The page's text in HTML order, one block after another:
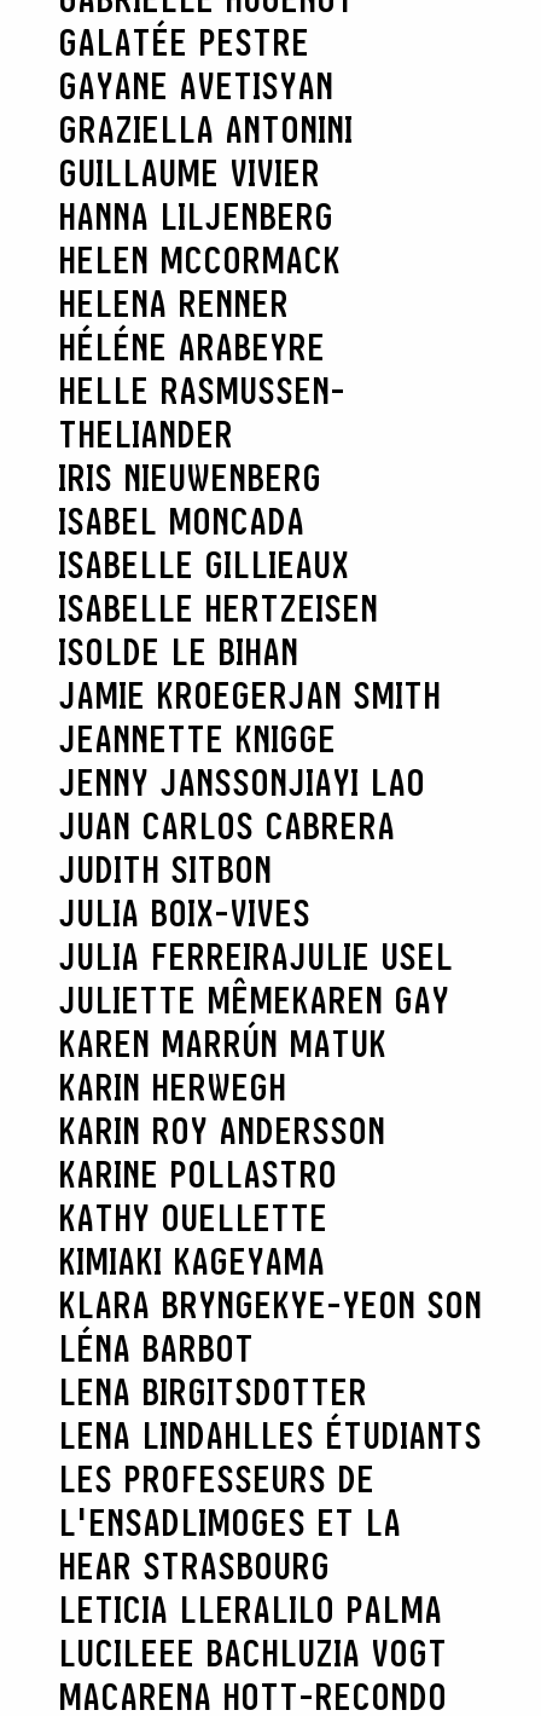
GALATÉE PESTRE
GAYANE AVETISYAN
GRAZIELLA ANTONINI
GUILLAUME VIVIER
HANNA LILJENBERG
HELEN MCCORMACK
HELENA RENNER
HÉLÉNE ARABEYRE
HELLE RASMUSSEN-
THELIANDER
IRIS NIEUWENBERG
ISABEL MONCADA
ISABELLE GILLIEAUX
ISABELLE HERTZEISEN
ISOLDE LE BIHAN
JAMIE KROEGERJAN SMITH
JEANNETTE KNIGGE
JENNY JANSSONJIAYI LAO
JUAN CARLOS CABRERA
JUDITH SITBON
JULIA BOIX-VIVES
JULIA FERREIRAJULIE USEL
JULIETTE MÊMEKAREN GAY
KAREN MARRÚN MATUK
KARIN HERWEGH
KARIN ROY ANDERSSON
KARINE POLLASTRO
KATHY OUELLETTE
KIMIAKI KAGEYAMA
KLARA BRYNGEKYE-YEON SON
LÉNA BARBOT
LENA BIRGITSDOTTER
LENA LINDAHLLES ÉTUDIANTS
LES PROFESSEURS DE
L'ENSADLIMOGES ET LA
HEAR STRASBOURG
LETICIA LLERALILO PALMA
LUCILEEE BACHLUZIA VOGT
MACARENA HOTT-RECONDO